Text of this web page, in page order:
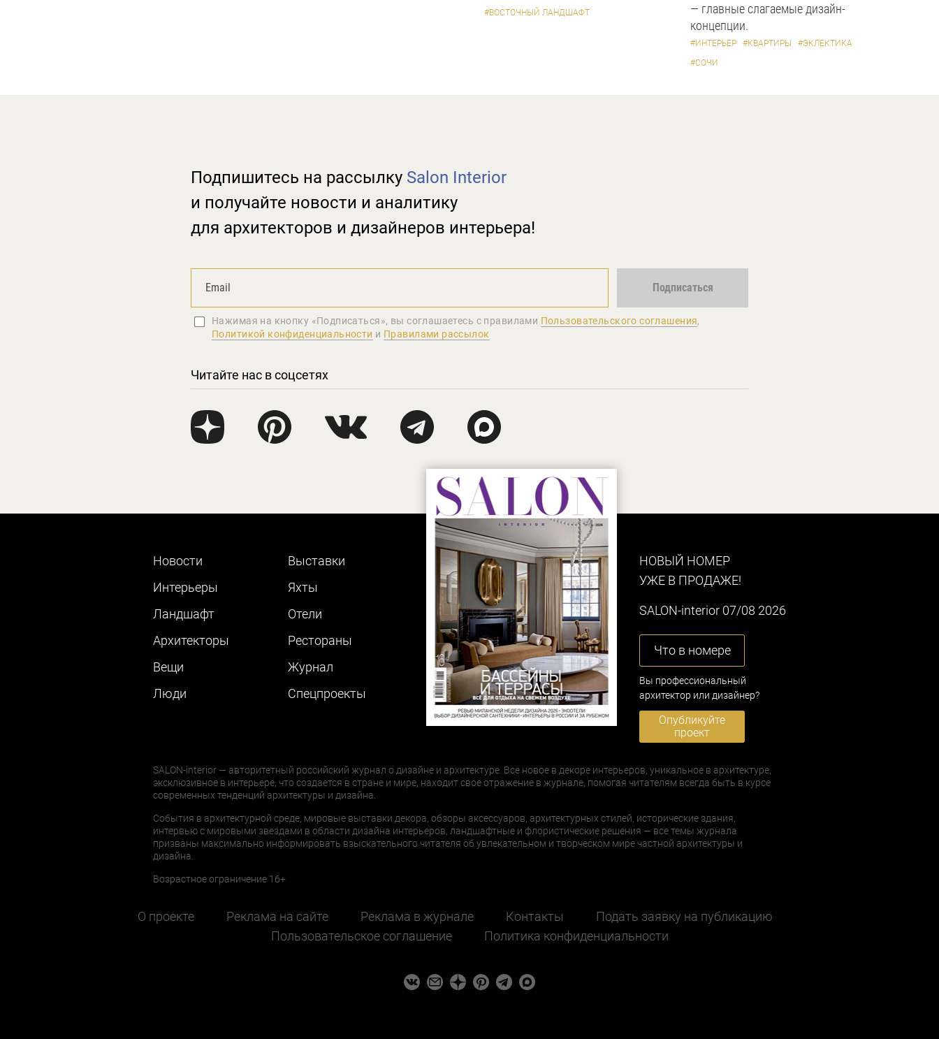
#ВОСТОЧНЫЙ ЛАНДШАФТ
— главные слагаемые дизайн-
концепции.
#ИНТЕРЬЕР #КВАРТИРЫ
#ЭКЛЕКТИКА
#СОЧИ
Подпишитесь на рассылку Salon Interior
и получайте новости и аналитику
для архитекторов и дизайнеров интерьера!
Подписаться
Нажимая на кнопку «Подписаться», вы соглашаетеcь с правилами Пользовательского соглашения,
Политикой конфиденциальности и Правилами рассылок
Читайте нас в соцсетях
Новости
Интерьеры
Ландшафт
Архитекторы
Вещи
Люди
Выставки
Яхты
Отели
Рестораны
Журнал
Cпецпроекты
НОВЫЙ НОМЕР
УЖЕ В ПРОДАЖЕ!
SALON-interior 07/08 2026
Что в номере
Вы профессиональный
архитектор или дизайнер?
Опубликуйте
проект
SALON-interior — авторитетный российский журнал о дизайне и архитектуре. Все новое в декоре интерьеров, уникальное в архитектуре,
эксклюзивное в интерьере, что создается в стране и мире, находит свое отражение в журнале, помогая читателям всегда быть в курсе
современных тенденций архитектуры и дизайна.
События в архитектурной среде, мировые выставки декора, обзоры аксессуаров, архитектурных стилей, исторические здания,
интервью с мировыми звездами в области дизайна интерьеров, ландшафтные и флористические решения — все темы журнала
призваны максимально информировать взыскательного читателя об увлекательном и творческом мире частной архитектуры и
дизайна.
Возрастное ограничение 16+
О проекте Реклама на сайте Реклама в журнале Контакты
Подать заявку на публикацию
Пользовательское соглашение
Политика конфиденциальности